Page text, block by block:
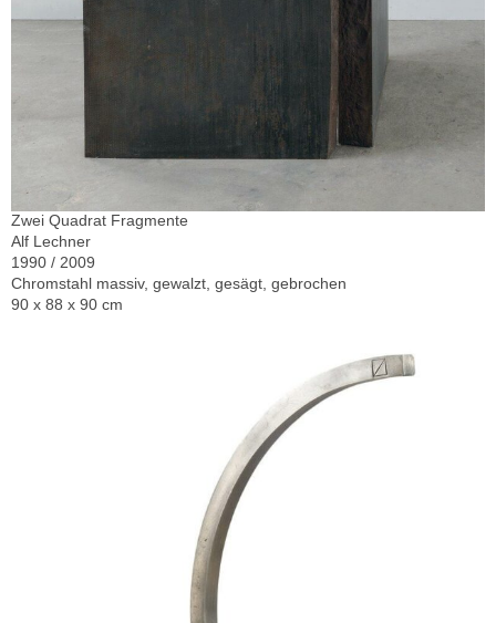
Zwei Quadrat Fragmente
Alf Lechner
1990 / 2009
Chromstahl massiv, gewalzt, gesägt, gebrochen
90 x 88 x 90 cm